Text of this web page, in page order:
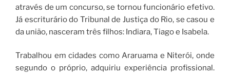
através de um concurso, se tornou funcionário efetivo.
Já escriturário do Tribunal de Justiça do Rio, se casou e
da união, nasceram três filhos: Indiara, Tiago e Isabela.
Trabalhou em cidades como Araruama e Niterói, onde
segundo o próprio, adquiriu experiência profissional.